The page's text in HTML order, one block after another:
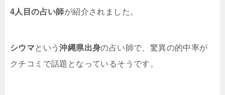
4人目の占い師が紹介されました。
シウマという沖縄県出身の占い師で、 驚異の的中率が
クチコミで話題となっているそうです。